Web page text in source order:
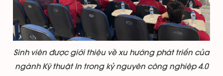
Sinh viên được giới thiệu về xu hướng phát triển của
ngành Kỹ thuật In trong kỷ nguyên công nghiệp 4.0